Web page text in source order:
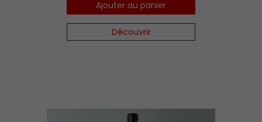
Ajouter au panier
Découvrir